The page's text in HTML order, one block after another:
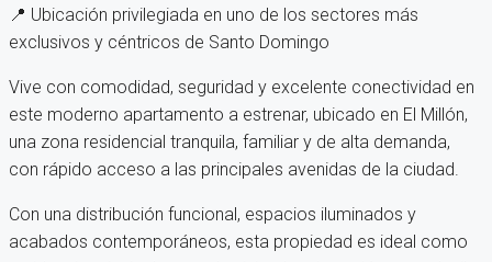
📍 Ubicación privilegiada en uno de los sectores más
exclusivos y céntricos de Santo Domingo
Vive con comodidad, seguridad y excelente conectividad en
este moderno apartamento a estrenar, ubicado en El Millón,
una zona residencial tranquila, familiar y de alta demanda,
con rápido acceso a las principales avenidas de la ciudad.
Con una distribución funcional, espacios iluminados y
acabados contemporáneos, esta propiedad es ideal como